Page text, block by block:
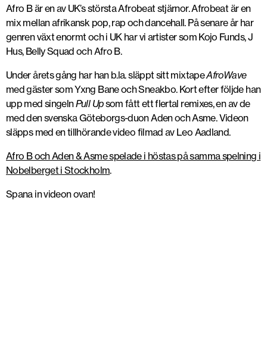
Afro B är en av UK’s största Afrobeat stjärnor. Afrobeat är en
mix mellan afrikansk pop, rap och dancehall. På senare år har
genren växt enormt och i UK har vi artister som Kojo Funds,J
Hus, Belly Squad och Afro B.
Under årets gång har han b.la. släppt sitt mixtapeAfroWave
med gäster som Yxng Bane och Sneakbo. Kort efter följde han
upp med singelnPull Upsom fått ett flertal remixes, en av de
med den svenska Göteborgs-duon Aden och Asme. Videon
släpps med en tillhörande video filmad av Leo Aadland.
Afro B och Aden & Asme spelade i höstas på samma spelning i
Nobelberget i Stockholm.
Spana in videon ovan!